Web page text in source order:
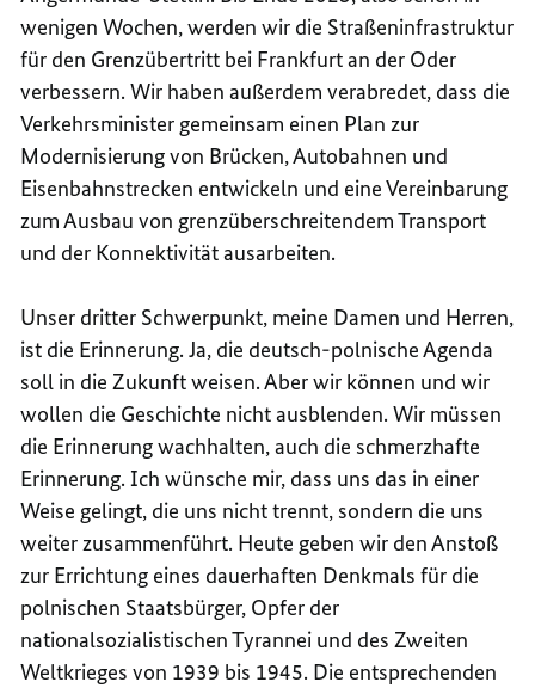
wenigen Wochen, werden wir die Straßeninfrastruktur
für den Grenzübertritt bei Frankfurt an der Oder
verbessern. Wir haben außerdem verabredet, dass die
Verkehrsminister gemeinsam einen Plan zur
Modernisierung von Brücken, Autobahnen und
Eisenbahnstrecken entwickeln und eine Vereinbarung
zum Ausbau von grenzüberschreitendem Transport
und der Konnektivität ausarbeiten.
Unser dritter Schwerpunkt, meine Damen und Herren,
ist die Erinnerung. Ja, die deutsch-polnische Agenda
soll in die Zukunft weisen. Aber wir können und wir
wollen die Geschichte nicht ausblenden. Wir müssen
die Erinnerung wachhalten, auch die schmerzhafte
Erinnerung. Ich wünsche mir, dass uns das in einer
Weise gelingt, die uns nicht trennt, sondern die uns
weiter zusammenführt. Heute geben wir den Anstoß
zur Errichtung eines dauerhaften Denkmals für die
polnischen Staatsbürger, Opfer der
nationalsozialistischen Tyrannei und des Zweiten
Weltkrieges von 1939 bis 1945. Die entsprechenden